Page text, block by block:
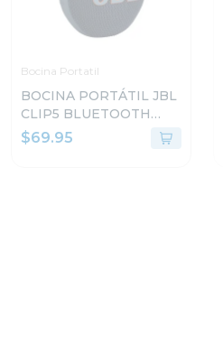
Bocina Portatil
BOCINA PORTÁTIL JBL
CLIP5 BLUETOOTH
COLOR AZUL
RESISTENTE AL AGUA Y
$69.95